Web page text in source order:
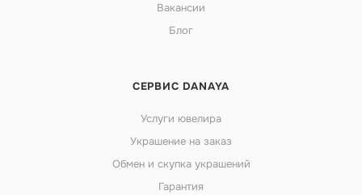
Вакансии
Блог
СЕРВИС DANAYA
Услуги ювелира
Украшение на заказ
Обмен и скупка украшений
Гарантия